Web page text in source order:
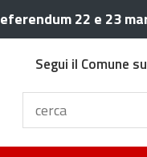
22 e 23
Segui il Comune su